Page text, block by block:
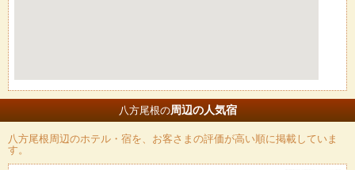
八方尾根の周辺の人気宿
八方尾根周辺のホテル・宿を、お客さまの評価が高い順に掲載していま
す。